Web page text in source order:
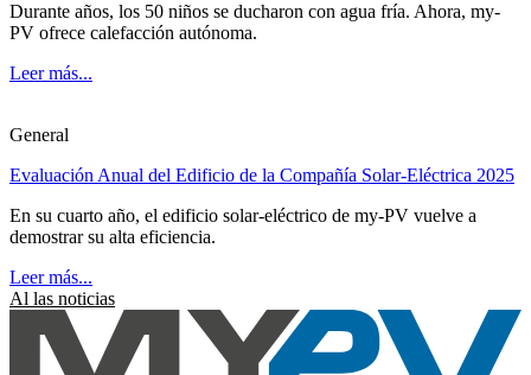
Durante años, los 50 niños se ducharon con agua fría. Ahora, my-
PV ofrece calefacción autónoma.
Leer más...
General
Evaluación Anual del Edificio de la Compañía Solar-Eléctrica 2025
En su cuarto año, el edificio solar-eléctrico de my-PV vuelve a
demostrar su alta eficiencia.
Leer más...
Al las noticias